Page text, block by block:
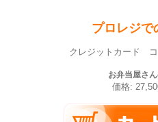
プロレジで
クレジットカード
お弁当屋さ
価格: